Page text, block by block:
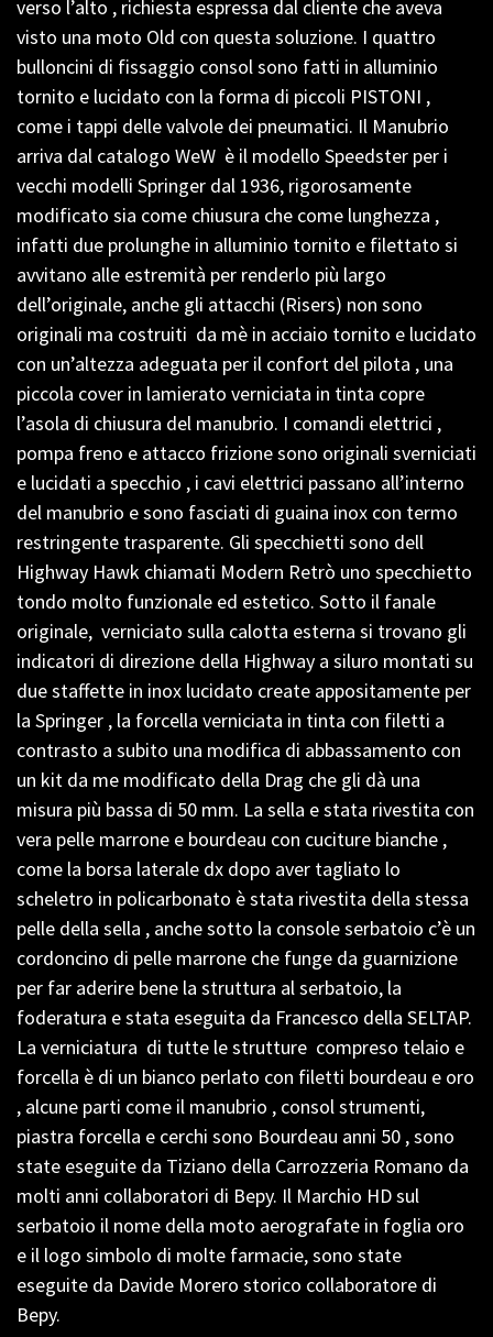
verso l’alto , richiesta espressa dal cliente che aveva
visto una moto Old con questa soluzione. I quattro
bulloncini di fissaggio consol sono fatti in alluminio
tornito e lucidato con la forma di piccoli PISTONI ,
come i tappi delle valvole dei pneumatici. Il Manubrio
arriva dal catalogo WeW è il modello Speedster per i
vecchi modelli Springer dal 1936, rigorosamente
modificato sia come chiusura che come lunghezza ,
infatti due prolunghe in alluminio tornito e filettato si
avvitano alle estremità per renderlo più largo
dell’originale, anche gli attacchi (Risers) non sono
originali ma costruiti da mè in acciaio tornito e lucidato
con un’altezza adeguata per il confort del pilota , una
piccola cover in lamierato verniciata in tinta copre
l’asola di chiusura del manubrio. I comandi elettrici ,
pompa freno e attacco frizione sono originali sverniciati
e lucidati a specchio , i cavi elettrici passano all’interno
del manubrio e sono fasciati di guaina inox con termo
restringente trasparente. Gli specchietti sono dell
Highway Hawk chiamati Modern Retrò uno specchietto
tondo molto funzionale ed estetico. Sotto il fanale
originale, verniciato sulla calotta esterna si trovano gli
indicatori di direzione della Highway a siluro montati su
due staffette in inox lucidato create appositamente per
la Springer , la forcella verniciata in tinta con filetti a
contrasto a subito una modifica di abbassamento con
un kit da me modificato della Drag che gli dà una
misura più bassa di 50 mm. La sella e stata rivestita con
vera pelle marrone e bourdeau con cuciture bianche ,
come la borsa laterale dx dopo aver tagliato lo
scheletro in policarbonato è stata rivestita della stessa
pelle della sella , anche sotto la console serbatoio c’è un
cordoncino di pelle marrone che funge da guarnizione
per far aderire bene la struttura al serbatoio, la
foderatura e stata eseguita da Francesco della SELTAP.
La verniciatura di tutte le strutture compreso telaio e
forcella è di un bianco perlato con filetti bourdeau e oro
, alcune parti come il manubrio , consol strumenti,
piastra forcella e cerchi sono Bourdeau anni 50 , sono
state eseguite da Tiziano della Carrozzeria Romano da
molti anni collaboratori di Bepy. Il Marchio HD sul
serbatoio il nome della moto aerografate in foglia oro
e il logo simbolo di molte farmacie, sono state
eseguite da Davide Morero storico collaboratore di
Bepy.